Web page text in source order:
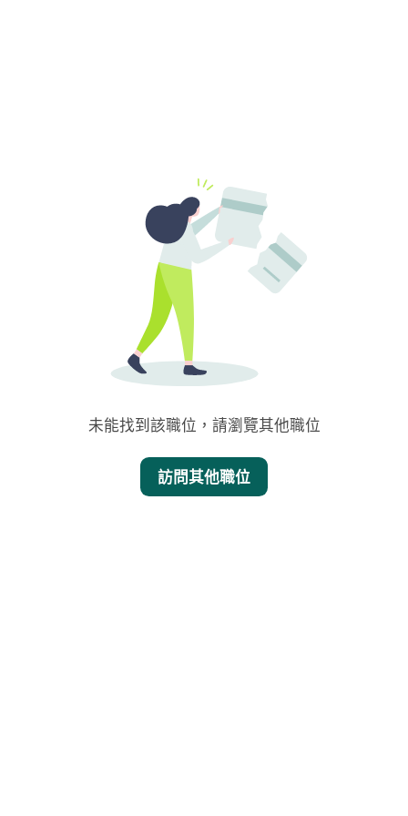
未能找到該職位，請瀏覽其他職位
訪問其他職位